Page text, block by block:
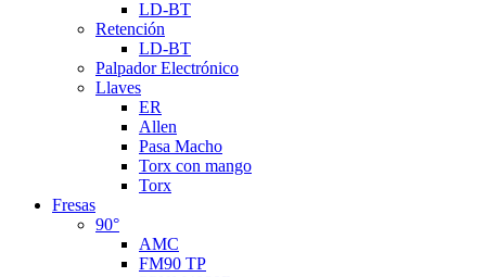
LD-BT
Retención
LD-BT
Palpador Electrónico
Llaves
ER
Allen
Pasa Macho
Torx con mango
Torx
Fresas
90°
AMC
FM90 TP